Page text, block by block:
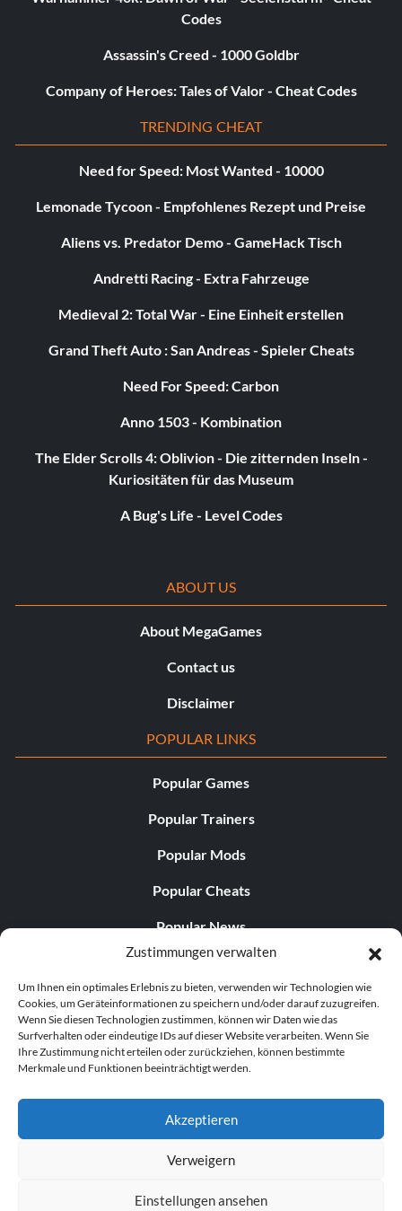
Zustimmungen verwalten
Um Ihnen ein optimales Erlebnis zu bieten, verwenden wir Technologien wie
Cookies, um Geräteinformationen zu speichern und/oder darauf zuzugreifen.
Wenn Sie diesen Technologien zustimmen, können wir Daten wie das
Surfverhalten oder eindeutige IDs auf dieser Website verarbeiten. Wenn Sie
Ihre Zustimmung nicht erteilen oder zurückziehen, können bestimmte
Merkmale und Funktionen beeinträchtigt werden.
Akzeptieren
Verweigern
Einstellungen ansehen
Codes
Assassin's Creed - 1000 Goldbr
Company of Heroes: Tales of Valor - Cheat Codes
TRENDING CHEAT
Need for Speed: Most Wanted - 10000
Lemonade Tycoon - Empfohlenes Rezept und Preise
Aliens vs. Predator Demo - GameHack Tisch
Andretti Racing - Extra Fahrzeuge
Medieval 2: Total War - Eine Einheit erstellen
Grand Theft Auto : San Andreas - Spieler Cheats
Need For Speed: Carbon
Anno 1503 - Kombination
The Elder Scrolls 4: Oblivion - Die zitternden Inseln -
Kuriositäten für das Museum
A Bug's Life - Level Codes
ABOUT US
About MegaGames
Contact us
Disclaimer
POPULAR LINKS
Popular Games
Popular Trainers
Popular Mods
Popular Cheats
Popular News
Popular Editorials
Popular Free Games
LATEST UPDATES
© 1998–2026 MegaGames.com All rights reserved